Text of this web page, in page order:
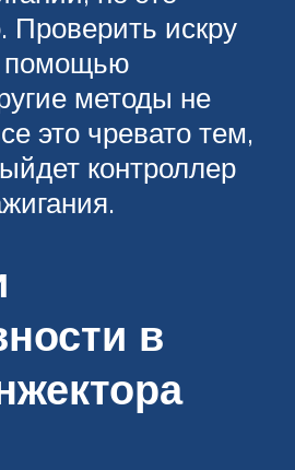
Проверить искру
помощью
методы не
это чревато тем,
контроллер
в